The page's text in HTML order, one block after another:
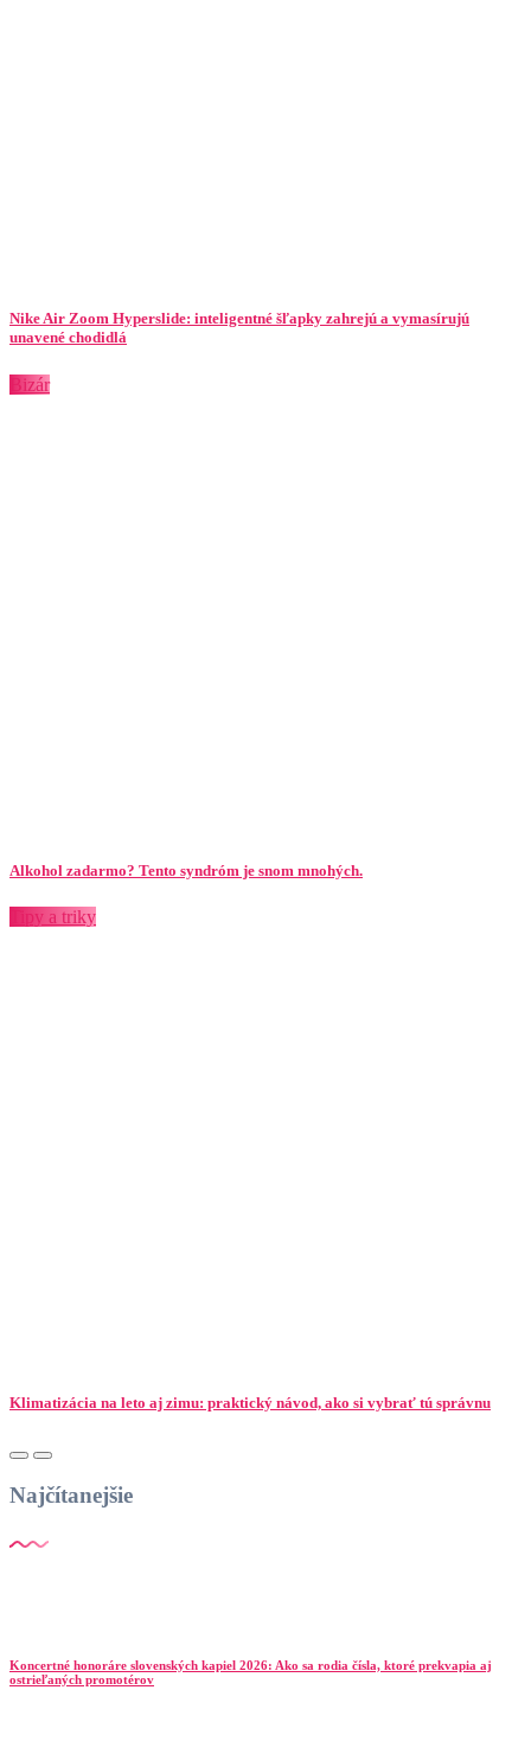
Nike Air Zoom Hyperslide: inteligentné šľapky zahrejú a vymasírujú
unavené chodidlá
Bizár
Alkohol zadarmo? Tento syndróm je snom mnohých.
Tipy a triky
Klimatizácia na leto aj zimu: praktický návod, ako si vybrať tú správnu
Najčítanejšie
Koncertné honoráre slovenských kapiel 2026: Ako sa rodia čísla, ktoré prekvapia aj
ostrieľaných promotérov